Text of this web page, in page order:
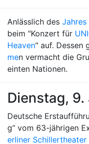
Anlässlich des Jahres
beim "Konzert für
Heaven" auf. Dessen
men vermacht die
einten Nationen.
Dienstag,
Deutsche
g“ vom 63-jährigen
erliner Schillertheater